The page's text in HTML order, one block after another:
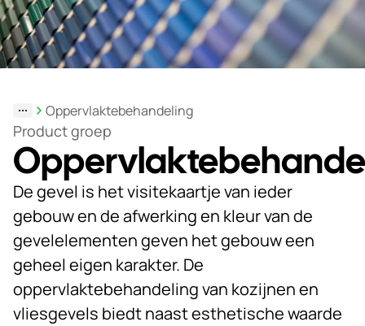
Duurzaamheid
Werken
Nieuws
&
Kennis
Particulieren
KlantPortaal
Contact
Oppervlaktebehandeling
Product groep
De gevel is het visitekaartje van ieder
gebouw en de afwerking en kleur van de
gevelelementen geven het gebouw een
geheel eigen karakter. De
oppervlaktebehandeling van kozijnen en
vliesgevels biedt naast esthetische waarde